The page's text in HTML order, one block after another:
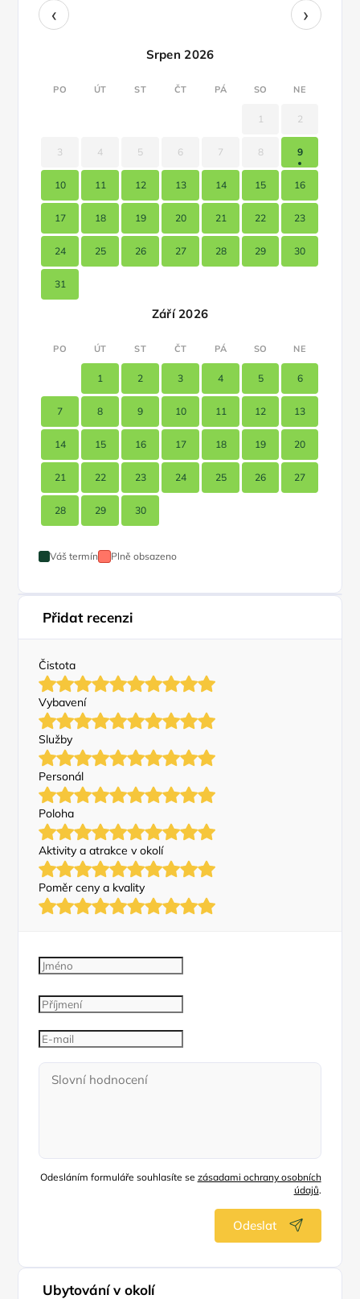
‹ ›
Srpen 2026
PO ÚT ST ČT PÁ SO NE
1 2
3 4 5 6 7 8 9
10 11 12 13 14 15 16
17 18 19 20 21 22 23
24 25 26 27 28 29 30
31
Září 2026
PO ÚT ST ČT PÁ SO NE
1 2 3 4 5 6
7 8 9 10 11 12 13
14 15 16 17 18 19 20
21 22 23 24 25 26 27
28 29 30
Váš termín Plně obsazeno
Přidat recenzi
Čistota
Vybavení
Služby
Personál
Poloha
Aktivity a atrakce v okolí
Poměr ceny a kvality
Odesláním formuláře souhlasíte se zásadami ochrany osobních
údajů.
Odeslat
Ubytování v okolí